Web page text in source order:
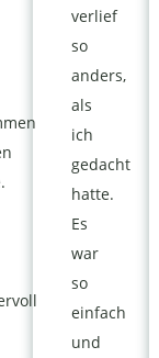
verlief
so
anders,
als
ich
gedacht
hatte.
Es
war
so
einfach
und